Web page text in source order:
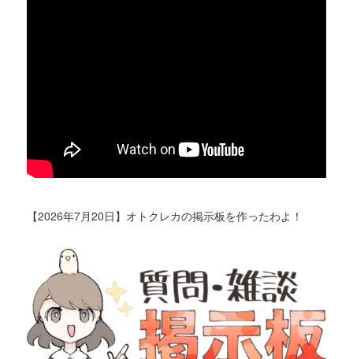
【2026年7月20日】オトクレカの掲示板を作ったわよ！